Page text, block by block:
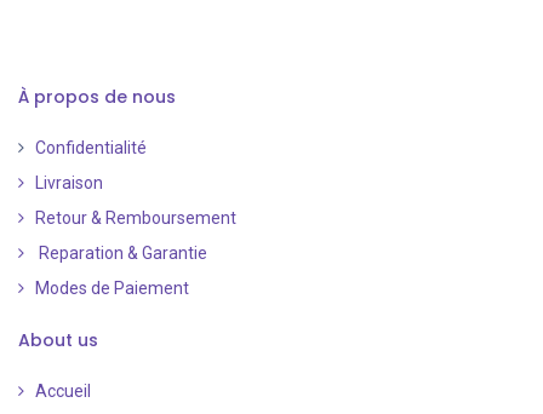
À propos de nous
Confidentialité
Livraison
Retour & Remboursement
Reparation & Garantie
Modes de Paiement
About us
Accueil